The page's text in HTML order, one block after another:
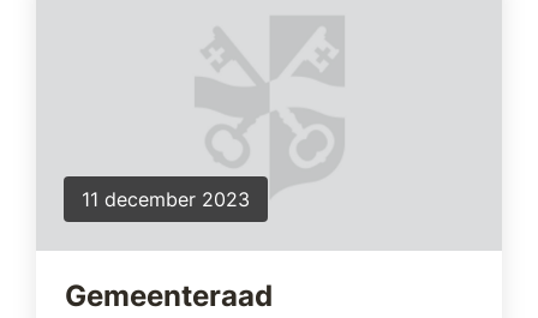
Gemeenteraad
11 december 2023